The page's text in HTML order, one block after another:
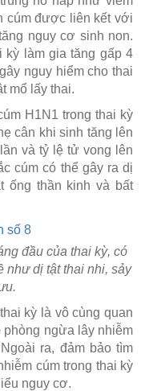
cúm được liên kết với
nguy cơ sinh non.
kỳ làm gia tăng gấp 4
nguy hiểm cho thai
mổ lấy thai.
H1N1 trong thai kỳ
cân khi sinh tăng lên
và tỷ lệ tử vong lên
cúm có thể gây ra dị
ống thần kinh và bất
đầu của thai kỳ, có
như dị tật thai nhi, sảy
kỳ là vô cùng quan
phòng ngừa lây nhiễm
ra, đảm bảo tìm
cúm trong thai kỳ
nguy cơ.